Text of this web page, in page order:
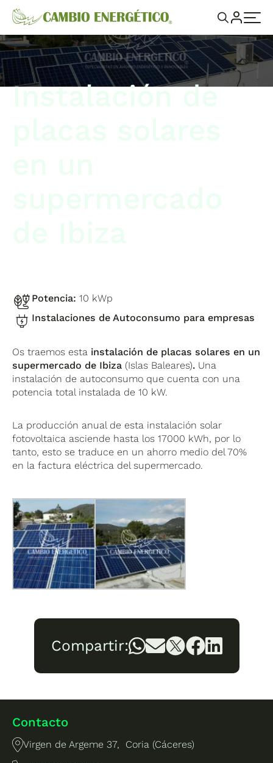
Instalación de
Potencia:10 kWp
Instalaciones de Autoconsumo para empresas
Os traemos esta instalación de placas solares en un
supermercado de Ibiza (Islas Baleares). Una
instalación de autoconsumo que cuenta con una
potencia total instalada de 10 kW.
La producción anual de esta instalación solar
fotovoltaica asciende hasta los 17000 kWh, por lo
tanto, esto se traduce en un ahorro medio del 70%
en la factura eléctrica del supermercado.
Compartir:
Contacto
Virgen de Argeme 37, Coria (Cáceres)